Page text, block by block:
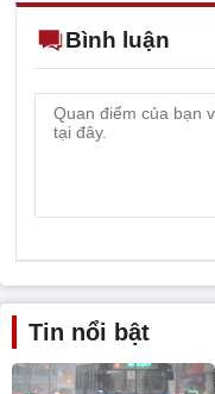
Bình luận
Tin nổi bật